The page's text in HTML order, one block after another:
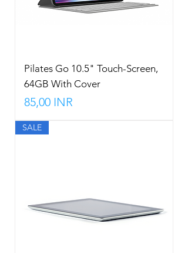
Pilates Go 10.5" Touch-Screen,
64GB With Cover
Precio
85,00 INR
SALE